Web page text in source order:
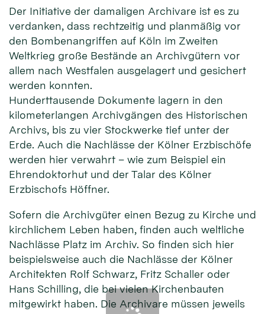
Der Initiative der damaligen Archivare ist es zu
verdanken, dass rechtzeitig und planmäßig vor
den Bombenangriffen auf Köln im Zweiten
Weltkrieg große Bestände an Archivgütern vor
allem nach Westfalen ausgelagert und gesichert
werden konnten.
Hunderttausende Dokumente lagern in den
kilometerlangen Archivgängen des Historischen
Archivs, bis zu vier Stockwerke tief unter der
Erde. Auch die Nachlässe der Kölner Erzbischöfe
werden hier verwahrt – wie zum Beispiel ein
Ehrendoktorhut und der Talar des Kölner
Erzbischofs Höffner.
Sofern die Archivgüter einen Bezug zu Kirche und
kirchlichem Leben haben, finden auch weltliche
Nachlässe Platz im Archiv. So finden sich hier
beispielsweise auch die Nachlässe der Kölner
Architekten Rolf Schwarz, Fritz Schaller oder
Hans Schilling, die bei vielen Kirchenbauten
mitgewirkt haben. Die Archivare müssen jeweils